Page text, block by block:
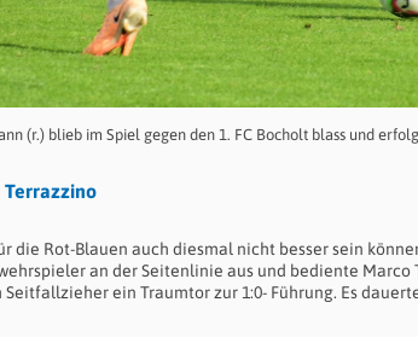
(r.) blieb im Spiel gegen den 1. FC Bocholt blass und
die Rot-Blauen auch diesmal nicht besser sein
an der Seitenlinie aus und bediente
ein Traumtor zur 1:0- Führung. Es